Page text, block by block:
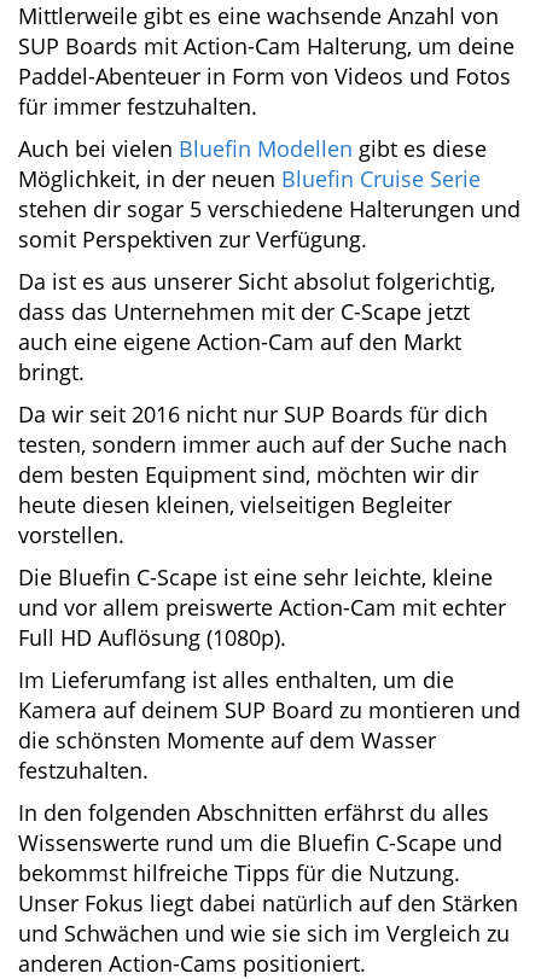
Mittlerweile gibt es eine wachsende Anzahl von
SUP Boards mit Action-Cam Halterung, um
deine Paddel-Abenteuer in Form von Videos
und Fotos für immer festzuhalten.
Auch bei vielen Bluefin Modellen gibt es diese
Möglichkeit, in der neuen Bluefin Cruise Serie
stehen dir sogar 5 verschiedene Halterungen
und somit Perspektiven zur Verfügung.
Da ist es aus unserer Sicht absolut folgerichtig,
dass das Unternehmen mit der C-Scape jetzt
auch eine eigene Action-Cam auf den Markt
bringt.
Da wir seit 2016 nicht nur SUP Boards für dich
testen, sondern immer auch auf der Suche
nach dem besten Equipment sind, möchten wir
dir heute diesen kleinen, vielseitigen Begleiter
vorstellen.
Die Bluefin C-Scape ist eine sehr leichte, kleine
und vor allem preiswerte Action-Cam mit
echter Full HD Auflösung (1080p).
Im Lieferumfang ist alles enthalten, um die
Kamera auf deinem SUP Board zu montieren
und die schönsten Momente auf dem Wasser
festzuhalten.
In den folgenden Abschnitten erfährst du alles
Wissenswerte rund um die Bluefin C-Scape und
bekommst hilfreiche Tipps für die Nutzung.
Unser Fokus liegt dabei natürlich auf den
Stärken und Schwächen und wie sie sich im
Vergleich zu anderen Action-Cams positioniert.